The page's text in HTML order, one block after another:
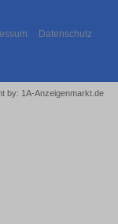
Datenschutz
by: 1A-Anzeigenmarkt.de